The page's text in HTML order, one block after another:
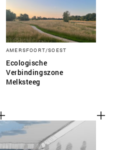
AMERSFOORT/SOEST
Ecologische
Verbindingszone
Melksteeg